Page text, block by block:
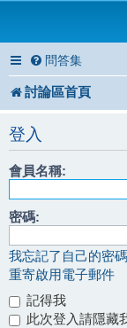
問答集
討論區首頁
登入
會員名稱:
密碼:
我忘記了自己的密碼
重寄啟用電子郵件
記得我
此次登入請隱藏